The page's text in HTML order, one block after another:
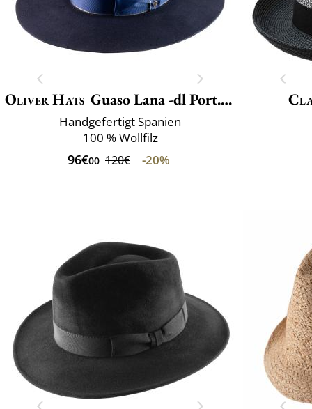
Oliver Hats Guaso Lana -dl Port.luxe
Handgefertigt Spanien
100 % Wollfilz
96€00 120€ -20%